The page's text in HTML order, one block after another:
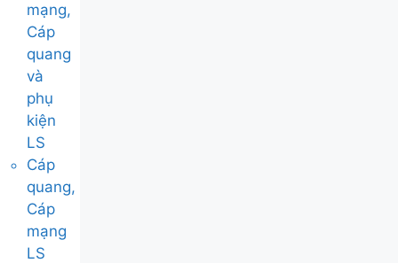
mạng,
Cáp
quang
và
phụ
kiện
LS
Cáp
quang,
Cáp
mạng
LS